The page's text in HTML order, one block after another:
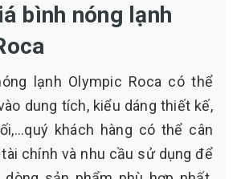
bình nóng lạnh
lạnh Olympic Roca có thể
dung tích, kiểu dáng thiết kế,
khách hàng có thể cân
chính và nhu cầu sử dụng để